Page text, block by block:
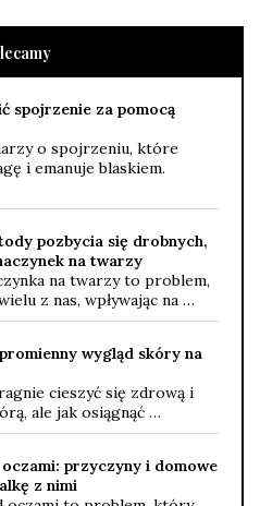
spojrzenie za pomocą
o spojrzeniu, które
i emanuje blaskiem.
pozbycia się drobnych,
na twarzy
na twarzy to problem,
z nas, wpływając na …
wygląd skóry na
cieszyć się zdrową i
ale jak osiągnąć …
oczami: przyczyny i domowe
z nimi